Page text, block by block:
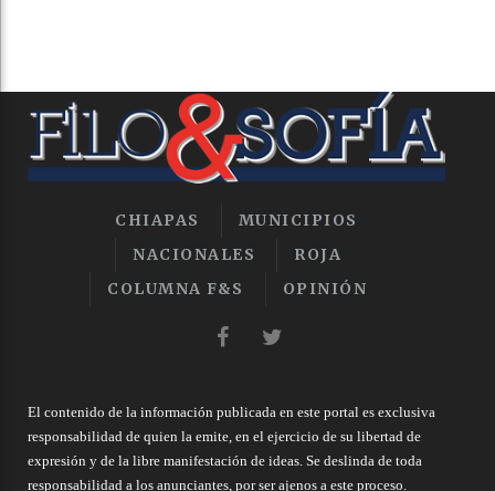
CHIAPAS
MUNICIPIOS
NACIONALES
ROJA
COLUMNA F&S
OPINIÓN
El contenido de la información publicada en este portal es exclusiva
responsabilidad de quien la emite, en el ejercicio de su libertad de
expresión y de la libre manifestación de ideas. Se deslinda de toda
responsabilidad a los anunciantes, por ser ajenos a este proceso.